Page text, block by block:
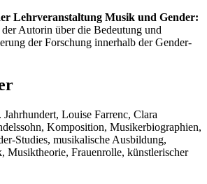
Lehrveranstaltung Musik und Gender:
Autorin über die Bedeutung und
der Forschung innerhalb der Gender-
Louise Farrenc, Clara
Komposition, Musikerbiographien,
Studies, musikalische Ausbildung,
Musiktheorie, Frauenrolle, künstlerischer